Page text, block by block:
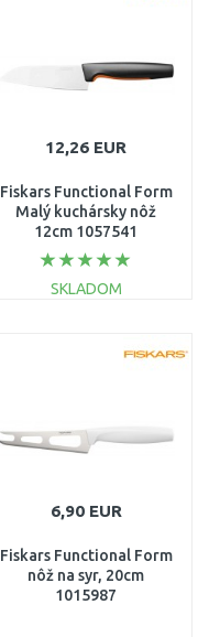
12,26 EUR
Fiskars Functional Form
Malý kuchársky nôž
12cm 1057541
SKLADOM
6,90 EUR
Fiskars Functional Form
nôž na syr, 20cm
1015987